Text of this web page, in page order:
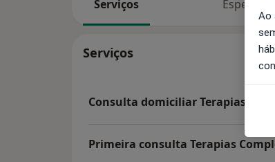
Serviços
Serviços
Consulta domiciliar Terapias
Primeira consulta Terapias
Ao